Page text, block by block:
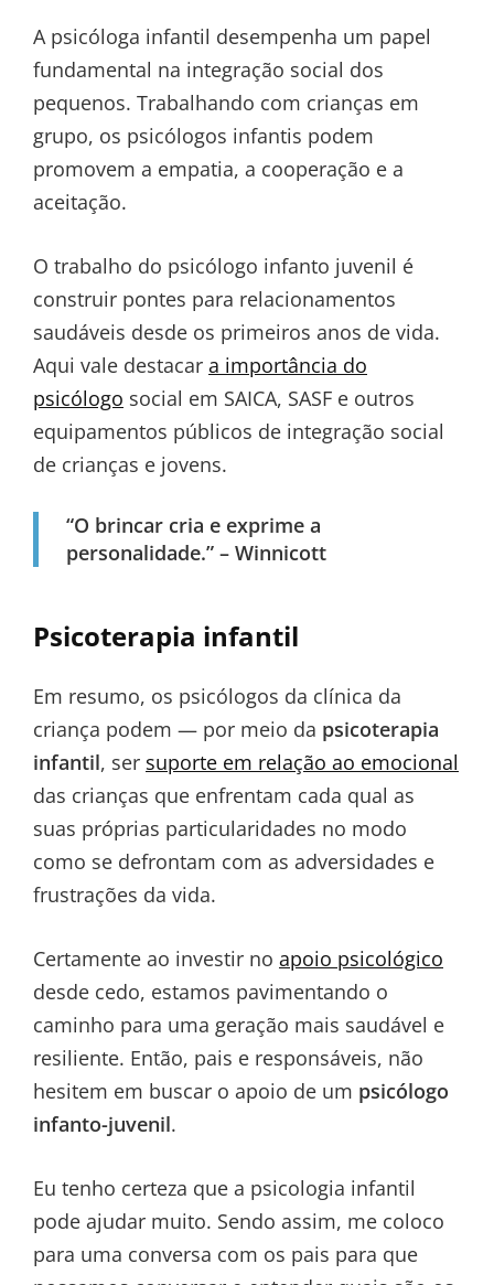
A psicóloga infantil desempenha um papel
fundamental na integração social dos
pequenos. Trabalhando com crianças em
grupo, os psicólogos infantis podem
promovem a empatia, a cooperação e a
aceitação.
O trabalho do psicólogo infanto juvenil é
construir pontes para relacionamentos
saudáveis desde os primeiros anos de vida.
Aqui vale destacar a importância do
psicólogo social em SAICA, SASF e outros
equipamentos públicos de integração social
de crianças e jovens.
“O brincar cria e exprime a
personalidade.” – Winnicott
Psicoterapia infantil
Em resumo, os psicólogos da clínica da
criança podem — por meio da psicoterapia
infantil, ser suporte em relação ao emocional
das crianças que enfrentam cada qual as
suas próprias particularidades no modo
como se defrontam com as adversidades e
frustrações da vida.
Certamente ao investir no apoio psicológico
desde cedo, estamos pavimentando o
caminho para uma geração mais saudável e
resiliente. Então, pais e responsáveis, não
hesitem em buscar o apoio de um psicólogo
infanto-juvenil.
Eu tenho certeza que a psicologia infantil
pode ajudar muito. Sendo assim, me coloco
para uma conversa com os pais para que